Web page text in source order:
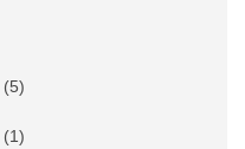
(5)
(1)